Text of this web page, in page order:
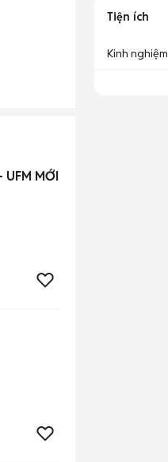
MỚI
Tiện ích
Kinh nghiệm